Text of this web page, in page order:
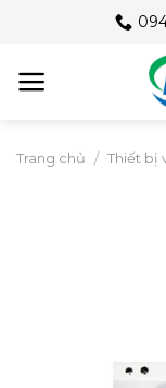
content
Trang chủ / Thiết bị